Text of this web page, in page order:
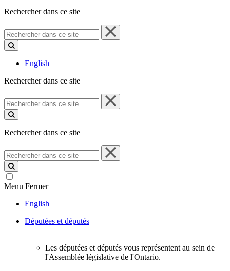
Rechercher dans ce site
Rechercher
dans
ce
English
Rechercher dans ce site
Rechercher
dans
ce
Rechercher dans ce site
Rechercher
dans
ce
site
Menu Fermer
English
Députées et députés
Les députées et députés vous représentent au sein de
l'Assemblée législative de l'Ontario.